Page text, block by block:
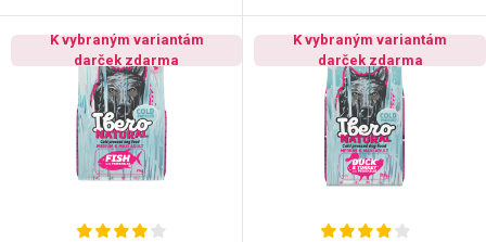
K vybraným variantám
darček zdarma
K vybraným variantám
darček zdarma